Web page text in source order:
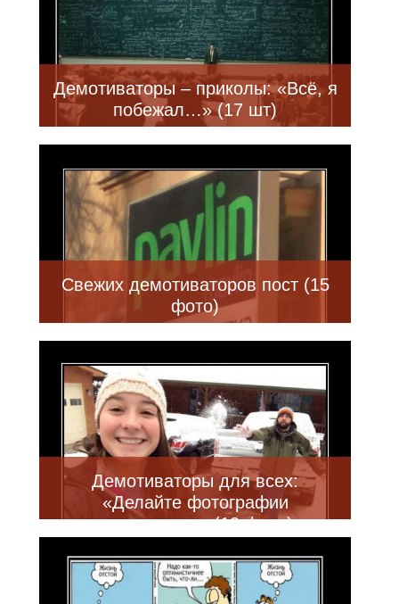
Демотиваторы – приколы: «Всё, я
побежал…» (17 шт)
Свежих демотиваторов пост (15
фото)
Демотиваторы для всех:
«Делайте фотографии
динамичнее» (13 фото)